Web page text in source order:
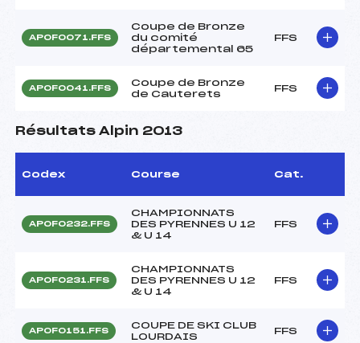
APOF0071.FFS
Coupe de Bronze
du comité
départemental 65
FFS
APOF0041.FFS
Coupe de Bronze
de Cauterets
FFS
Résultats Alpin 2013
Codex Course Cat.
APOF0232.FFS
CHAMPIONNATS
DES PYRENNES U 12
& U 14
FFS
APOF0231.FFS
CHAMPIONNATS
DES PYRENNES U 12
& U 14
FFS
APOF0151.FFS
COUPE DE SKI CLUB
LOURDAIS
FFS